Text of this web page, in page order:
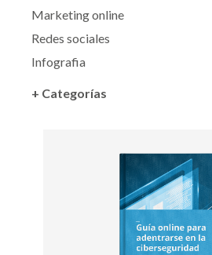
Marketing online
Redes sociales
Infografia
+ Categorías